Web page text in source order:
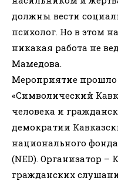
должны вести
психолог. Но в этом
никакая работа не
Мамедова.
Мероприятие
«Cимволический
человека и
демократии
национального
(NED). Организатор –
гражданских